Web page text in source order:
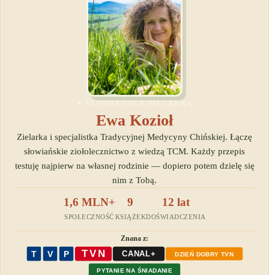
Ewa Kozioł
Zielarka i specjalistka Tradycyjnej Medycyny Chińskiej. Łączę
słowiańskie ziołolecznictwo z wiedzą TCM. Każdy przepis
testuję najpierw na własnej rodzinie — dopiero potem dzielę się
nim z Tobą.
1,6 MLN+
SPOŁECZNOŚĆ
9
KSIĄŻEK
12 lat
DOŚWIADCZENIA
Znana z:
T V P TVN CANAL+ DZIEŃ DOBRY TVN
PYTANIE NA ŚNIADANIE